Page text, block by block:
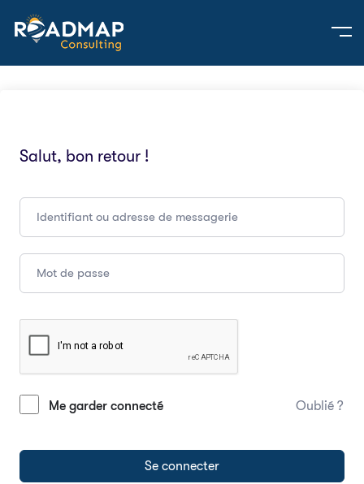
Salut, bon retour !
Me garder connecté Oublié ?
Se connecter